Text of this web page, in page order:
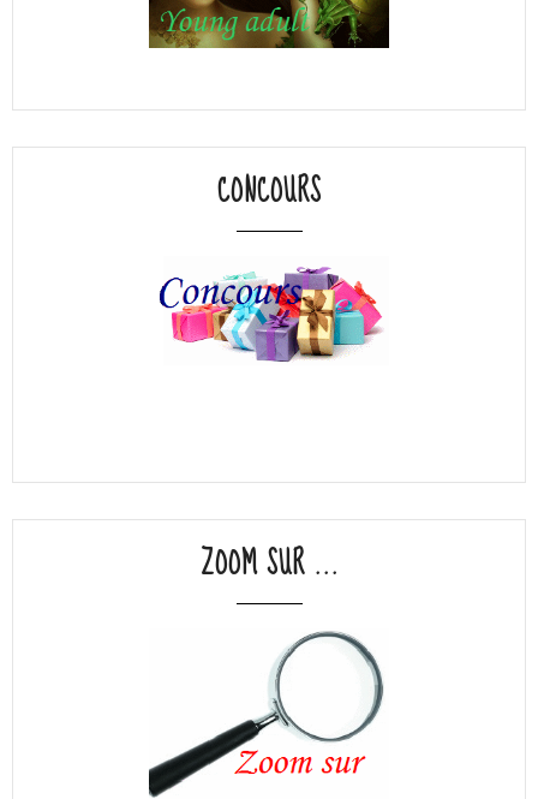
CONCOURS
ZOOM SUR ...